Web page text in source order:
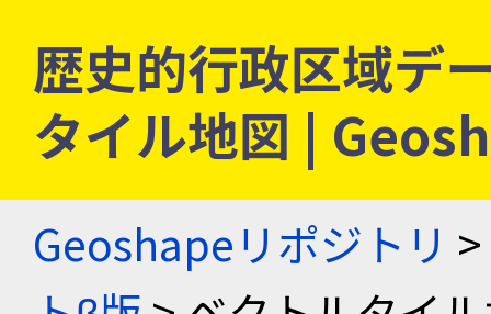
歴史的行政区域デ
タイル地図 |
Geoshapeリポジトリ >